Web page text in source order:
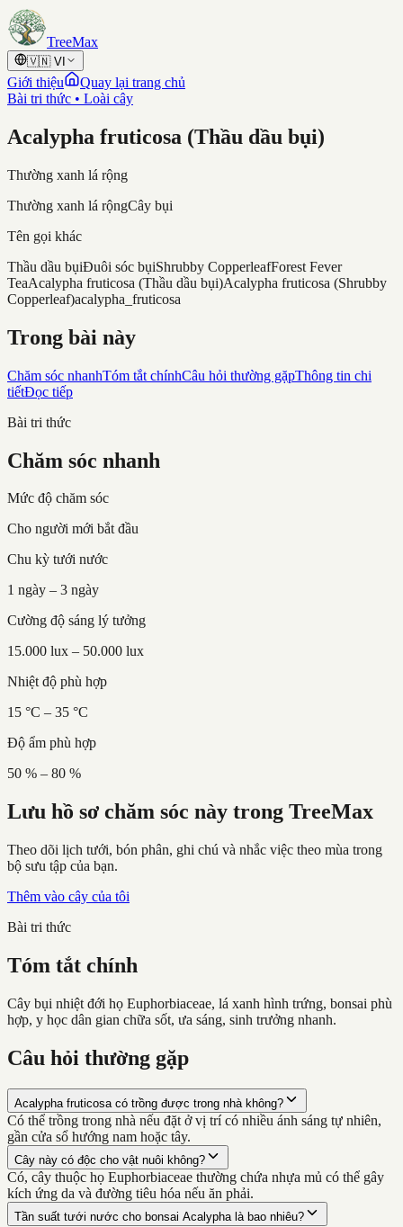
Skip to content
TreeMax
🇻🇳 VI
Giới thiệu
Quay lại trang chủ
Bài tri thức • Loài cây
Acalypha fruticosa (Thầu dầu bụi)
Thường xanh lá rộng
Thường xanh lá rộngCây bụi
Tên gọi khác
Thầu dầu bụiĐuôi sóc bụiShrubby CopperleafForest Fever
TeaAcalypha fruticosa (Thầu dầu bụi)Acalypha fruticosa (Shrubby
Copperleaf)acalypha_fruticosa
Trong bài này
Chăm sóc nhanhTóm tắt chínhCâu hỏi thường gặpThông tin chi
tiếtĐọc tiếp
Bài tri thức
Chăm sóc nhanh
Mức độ chăm sóc
Cho người mới bắt đầu
Chu kỳ tưới nước
1 ngày – 3 ngày
Cường độ sáng lý tưởng
15.000 lux – 50.000 lux
Nhiệt độ phù hợp
15 °C – 35 °C
Độ ẩm phù hợp
50 % – 80 %
Lưu hồ sơ chăm sóc này trong TreeMax
Theo dõi lịch tưới, bón phân, ghi chú và nhắc việc theo mùa trong
bộ sưu tập của bạn.
Thêm vào cây của tôi
Bài tri thức
Tóm tắt chính
Cây bụi nhiệt đới họ Euphorbiaceae, lá xanh hình trứng, bonsai phù
hợp, y học dân gian chữa sốt, ưa sáng, sinh trưởng nhanh.
Câu hỏi thường gặp
Acalypha fruticosa có trồng được trong nhà không?
Có thể trồng trong nhà nếu đặt ở vị trí có nhiều ánh sáng tự nhiên,
gần cửa sổ hướng nam hoặc tây.
Cây này có độc cho vật nuôi không?
Có, cây thuộc họ Euphorbiaceae thường chứa nhựa mủ có thể gây
kích ứng da và đường tiêu hóa nếu ăn phải.
Tần suất tưới nước cho bonsai Acalypha là bao nhiêu?